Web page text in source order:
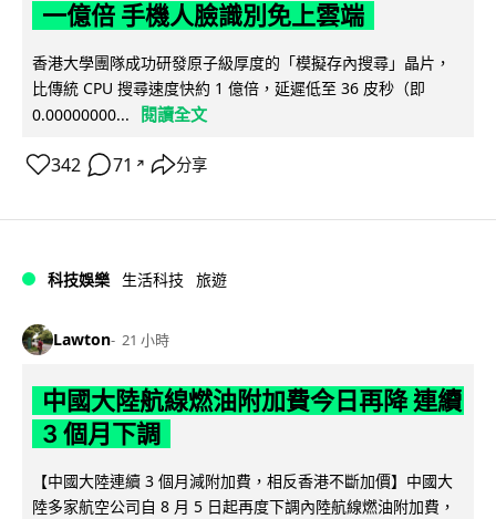
一億倍 手機人臉識別免上雲端
香港大學團隊成功研發原子級厚度的「模擬存內搜尋」晶片，
比傳統 CPU 搜尋速度快約 1 億倍，延遲低至 36 皮秒（即
0.00000000...
閱讀全文
342 71 ↗ 分享
科技娛樂 生活科技 旅遊
Lawton 21 小時
中國大陸航線燃油附加費今日再降 連續
3 個月下調
【中國大陸連續 3 個月減附加費，相反香港不斷加價】中國大
陸多家航空公司自 8 月 5 日起再度下調內陸航線燃油附加費，